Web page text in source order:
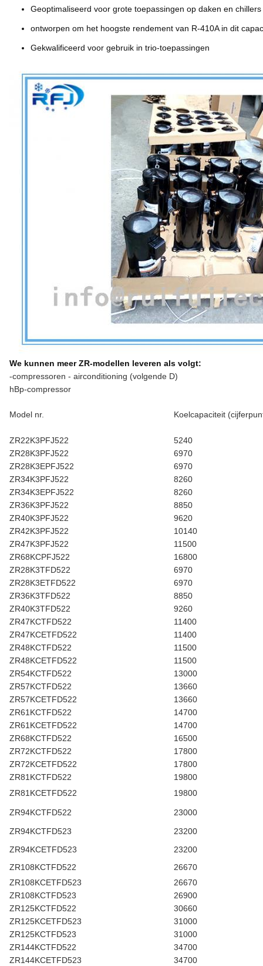
Geoptimaliseerd voor grote toepassingen op daken en chillers
ontworpen om het hoogste rendement van R-410A in dit
Gekwalificeerd voor gebruik in trio-toepassingen
We kunnen meer ZR-modellen leveren als volgt:
-compressoren - airconditioning (volgende D)
hBp-compressor
Model nr. Koelcapaciteit
ZR22K3PFJ522
5240
ZR28K3PFJ522
6970
ZR28K3EPFJ522
6970
ZR34K3PFJ522
8260
ZR34K3EPFJ522
8260
ZR36K3PFJ522
8850
ZR40K3PFJ522
9620
ZR42K3PFJ522
10140
ZR47K3PFJ522
11500
ZR68KCPFJ522
16800
ZR28K3TFD522
6970
ZR28K3ETFD522
6970
ZR36K3TFD522
8850
ZR40K3TFD522
9260
ZR47KCTFD522
11400
ZR47KCETFD522
11400
ZR48KCTFD522
11500
ZR48KCETFD522
11500
ZR54KCTFD522
13000
ZR57KCTFD522
13660
ZR57KCETFD522
13660
ZR61KCTFD522
14700
ZR61KCETFD522
14700
ZR68KCTFD522
16500
ZR72KCTFD522
17800
ZR72KCETFD522
17800
ZR81KCTFD522
19800
ZR81KCETFD522
19800
ZR94KCTFD522
23000
ZR94KCTFD523
23200
ZR94KCETFD523
23200
ZR108KCTFD522
26670
ZR108KCETFD523
26670
ZR108KCTFD523
26900
ZR125KCTFD522
30660
ZR125KCETFD523
31000
ZR125KCTFD523
31000
ZR144KCTFD522
34700
ZR144KCETFD523
34700